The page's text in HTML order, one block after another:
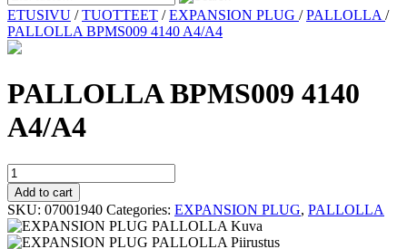
Skip
to
content
ETUSIVU /TUOTTEET /EXPANSION PLUG /PALLOLLA /
PALLOLLA BPMS009 4140 A4/A4
PALLOLLA BPMS009 4140
A4/A4
PALLOLLA
BPMS009
4140
A4/A4
quantity
Add to cart
SKU: 07001940 Categories: EXPANSION PLUG, PALLOLLA